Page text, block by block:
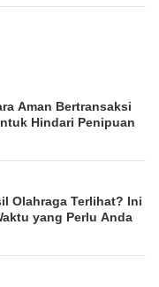
Aman Bertransaksi
Hindari Penipuan
Olahraga Terlihat? Ini
yang Perlu Anda